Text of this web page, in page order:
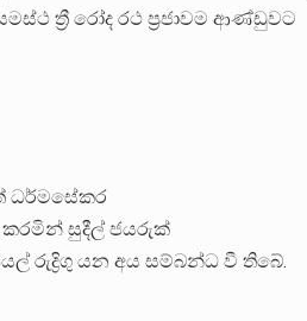
ත්‍රී රෝද රථ ප්‍රජාවම ආණ්ඩුවට
ධර්මසේකර
කරමින් සුදීල් ජයරුක්
රුද්‍රිගු යන අය සම්බන්ධ වී තිබේ.